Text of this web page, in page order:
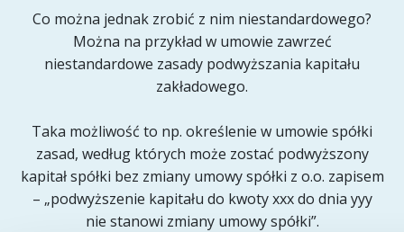
Co można jednak zrobić z nim niestandardowego?
Można na przykład w umowie zawrzeć
niestandardowe zasady podwyższania kapitału
zakładowego.
Taka możliwość to np. określenie w umowie spółki
zasad, według których może zostać podwyższony
kapitał spółki bez zmiany umowy spółki z o.o. zapisem
– „podwyższenie kapitału do kwoty xxx do dnia yyy
nie stanowi zmiany umowy spółki”.